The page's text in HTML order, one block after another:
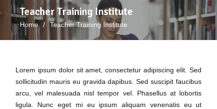
Teacher Training Institute
Home Teacher Training Institute
Lorem ipsum dolor sit amet, consectetur adipiscing elit. Sed
sollicitudin mauris eu gravida dapibus. Sed suscipit faucibus
arcu, vel malesuada nisl tempor vel. Phasellus at lobortis
ligula. Nunc eget mi eu ipsum aliquam venenatis eu ut